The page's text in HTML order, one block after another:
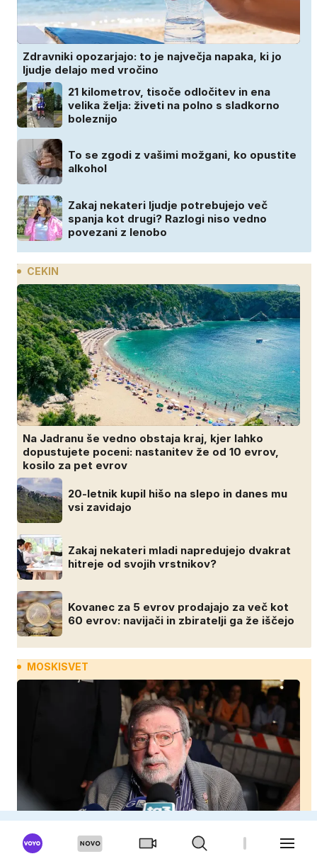
Zdravniki opozarjajo: to je največja napaka, ki jo
ljudje delajo med vročino
21 kilometrov, tisoče odločitev in ena
velika želja: živeti na polno s sladkorno
boleznijo
To se zgodi z vašimi možgani, ko opustite
alkohol
Zakaj nekateri ljudje potrebujejo več
spanja kot drugi? Razlogi niso vedno
povezani z lenobo
CEKIN
Na Jadranu še vedno obstaja kraj, kjer lahko
dopustujete poceni: nastanitev že od 10 evrov,
kosilo za pet evrov
20-letnik kupil hišo na slepo in danes mu
vsi zavidajo
Zakaj nekateri mladi napredujejo dvakrat
hitreje od svojih vrstnikov?
Kovanec za 5 evrov prodajajo za več kot
60 evrov: navijači in zbiratelji ga že iščejo
MOSKISVET
Italija žaluje: Umrla je legenda, ki je s svojimi
pesmimi zaznamovala Italijo